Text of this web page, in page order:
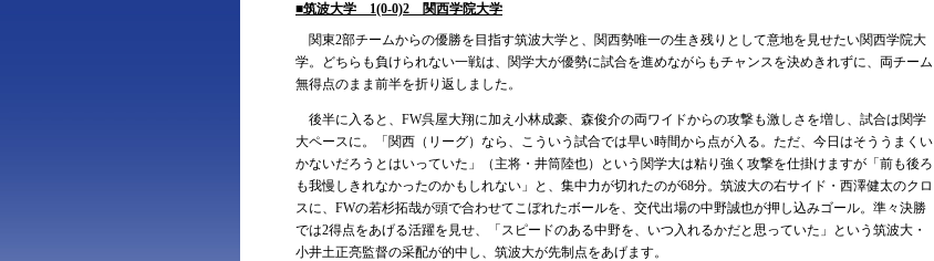
■筑波大学 1(0-0)2 関西学院大学
関東2部チームからの優勝を目指す筑波大学と、関西勢唯一の生き残りとして意地を見せたい関西学院大
学。どちらも負けられない一戦は、関学大が優勢に試合を進めながらもチャンスを決めきれずに、両チーム
無得点のまま前半を折り返しました。
後半に入ると、FW呉屋大翔に加え小林成豪、森俊介の両ワイドからの攻撃も激しさを増し、試合は関学
大ペースに。「関西（リーグ）なら、こういう試合では早い時間から点が入る。ただ、今日はそううまくい
かないだろうとはいっていた」（主将・井筒陸也）という関学大は粘り強く攻撃を仕掛けますが「前も後ろ
も我慢しきれなかったのかもしれない」と、集中力が切れたのが68分。筑波大の右サイド・西澤健太のクロ
スに、FWの若杉拓哉が頭で合わせてこぼれたボールを、交代出場の中野誠也が押し込みゴール。準々決勝
では2得点をあげる活躍を見せ、「スピードのある中野を、いつ入れるかだと思っていた」という筑波大・
小井土正亮監督の采配が的中し、筑波大が先制点をあげます。